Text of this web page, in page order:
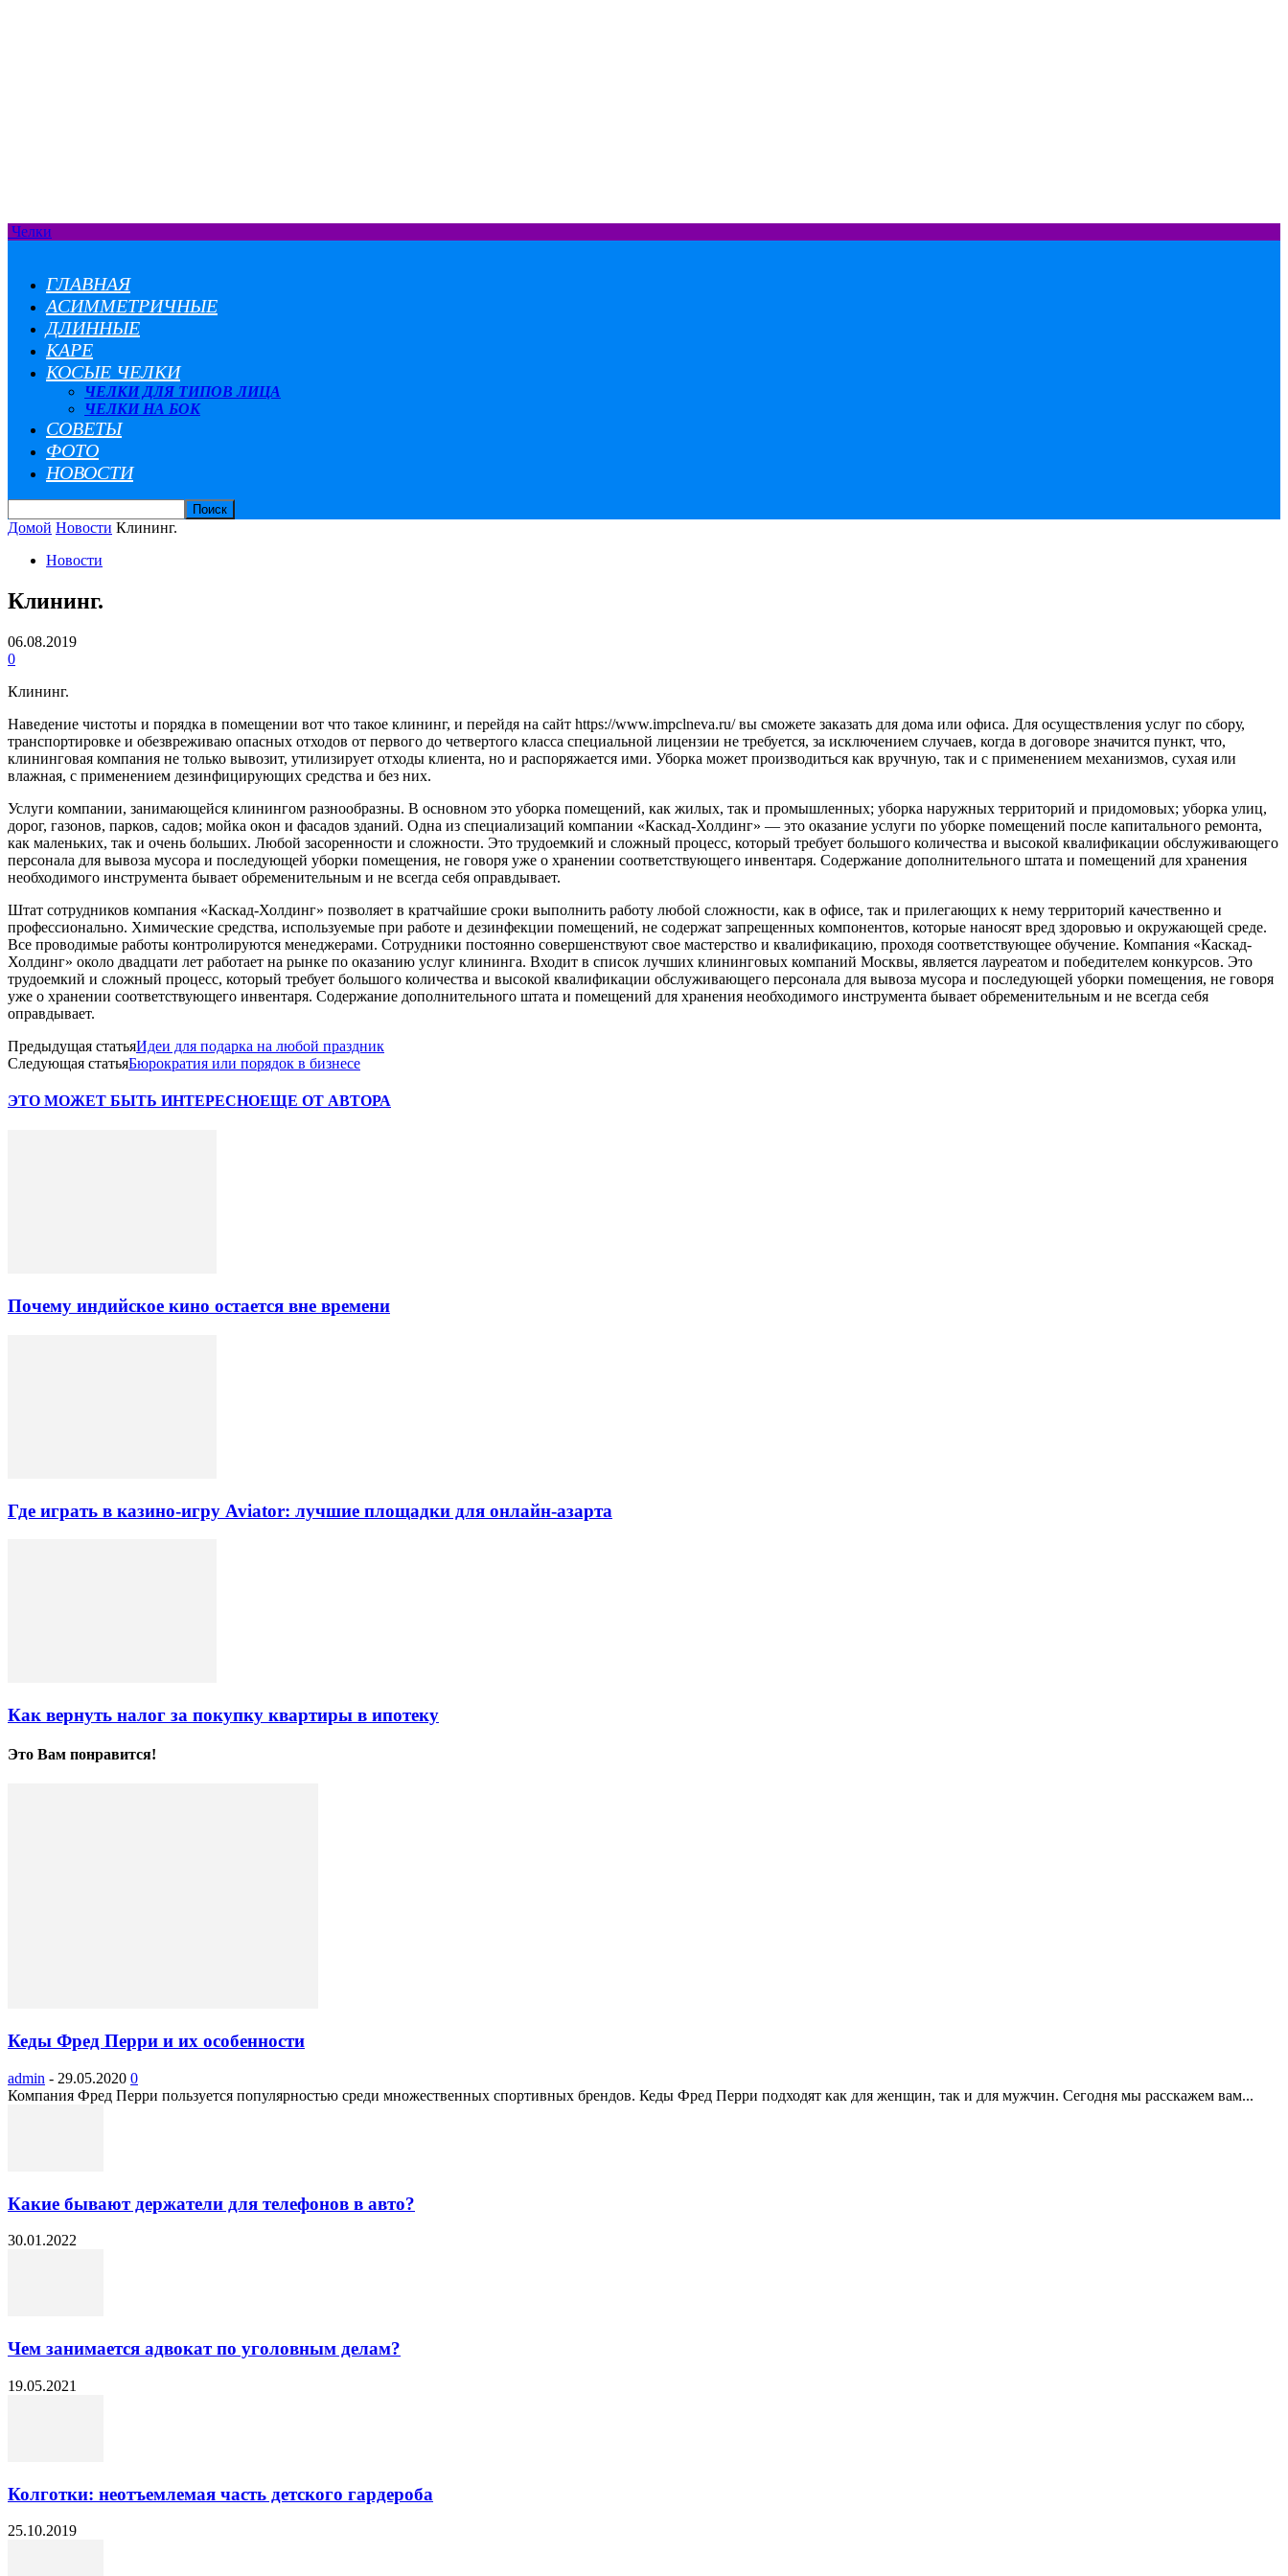
Челки
ГЛАВНАЯ
АСИММЕТРИЧНЫЕ
ДЛИННЫЕ
КАРЕ
КОСЫЕ ЧЕЛКИ
ЧЕЛКИ ДЛЯ ТИПОВ ЛИЦА
ЧЕЛКИ НА БОК
СОВЕТЫ
ФОТО
НОВОСТИ
Домой Новости Клининг.
Новости
Клининг.
06.08.2019
0
Клининг.
Наведение чистоты и порядка в помещении вот что такое клининг, и перейдя на сайт https://www.impclneva.ru/ вы сможете заказать для дома или офиса. Для осуществления услуг по сбору,
транспортировке и обезвреживаю опасных отходов от первого до четвертого класса специальной лицензии не требуется, за исключением случаев, когда в договоре значится пункт, что,
клининговая компания не только вывозит, утилизирует отходы клиента, но и распоряжается ими. Уборка может производиться как вручную, так и с применением механизмов, сухая или
влажная, с применением дезинфицирующих средства и без них.
Услуги компании, занимающейся клинингом разнообразны. В основном это уборка помещений, как жилых, так и промышленных; уборка наружных территорий и придомовых; уборка улиц,
дорог, газонов, парков, садов; мойка окон и фасадов зданий. Одна из специализаций компании «Каскад-Холдинг» — это оказание услуги по уборке помещений после капитального ремонта,
как маленьких, так и очень больших. Любой засоренности и сложности. Это трудоемкий и сложный процесс, который требует большого количества и высокой квалификации обслуживающего
персонала для вывоза мусора и последующей уборки помещения, не говоря уже о хранении соответствующего инвентаря. Содержание дополнительного штата и помещений для хранения
необходимого инструмента бывает обременительным и не всегда себя оправдывает.
Штат сотрудников компания «Каскад-Холдинг» позволяет в кратчайшие сроки выполнить работу любой сложности, как в офисе, так и прилегающих к нему территорий качественно и
профессионально. Химические средства, используемые при работе и дезинфекции помещений, не содержат запрещенных компонентов, которые наносят вред здоровью и окружающей среде.
Все проводимые работы контролируются менеджерами. Сотрудники постоянно совершенствуют свое мастерство и квалификацию, проходя соответствующее обучение. Компания «Каскад-
Холдинг» около двадцати лет работает на рынке по оказанию услуг клининга. Входит в список лучших клининговых компаний Москвы, является лауреатом и победителем конкурсов. Это
трудоемкий и сложный процесс, который требует большого количества и высокой квалификации обслуживающего персонала для вывоза мусора и последующей уборки помещения, не говоря
уже о хранении соответствующего инвентаря. Содержание дополнительного штата и помещений для хранения необходимого инструмента бывает обременительным и не всегда себя
оправдывает.
Предыдущая статьяИдеи для подарка на любой праздник
Следующая статьяБюрократия или порядок в бизнесе
ЭТО МОЖЕТ БЫТЬ ИНТЕРЕСНОЕЩЕ ОТ АВТОРА
Почему индийское кино остается вне времени
Где играть в казино-игру Aviator: лучшие площадки для онлайн-азарта
Как вернуть налог за покупку квартиры в ипотеку
Это Вам понравится!
Кеды Фред Перри и их особенности
admin - 29.05.2020 0
Компания Фред Перри пользуется популярностью среди множественных спортивных брендов. Кеды Фред Перри подходят как для женщин, так и для мужчин. Сегодня мы расскажем вам...
Какие бывают держатели для телефонов в авто?
30.01.2022
Чем занимается адвокат по уголовным делам?
19.05.2021
Колготки: неотъемлемая часть детского гардероба
25.10.2019